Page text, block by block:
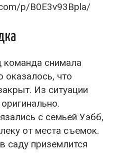
p/B0E3v93Bpla/
команда снимала
оказалось, что
Из ситуации
с семьей Уэбб,
от места съемок.
саду приземлится